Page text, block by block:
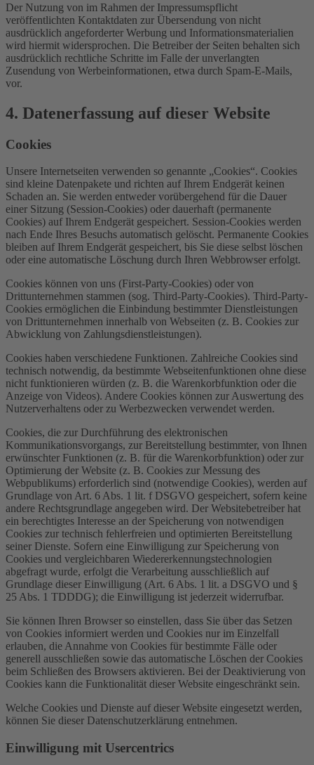
Der Nutzung von im Rahmen der Impressumspflicht
veröffentlichten Kontaktdaten zur Übersendung von nicht
ausdrücklich angeforderter Werbung und Informationsmaterialien
wird hiermit widersprochen. Die Betreiber der Seiten behalten sich
ausdrücklich rechtliche Schritte im Falle der unverlangten
Zusendung von Werbeinformationen, etwa durch Spam-E-Mails,
vor.
4. Datenerfassung auf dieser Website
Cookies
Unsere Internetseiten verwenden so genannte „Cookies“. Cookies
sind kleine Datenpakete und richten auf Ihrem Endgerät keinen
Schaden an. Sie werden entweder vorübergehend für die Dauer
einer Sitzung (Session-Cookies) oder dauerhaft (permanente
Cookies) auf Ihrem Endgerät gespeichert. Session-Cookies werden
nach Ende Ihres Besuchs automatisch gelöscht. Permanente Cookies
bleiben auf Ihrem Endgerät gespeichert, bis Sie diese selbst löschen
oder eine automatische Löschung durch Ihren Webbrowser erfolgt.
Cookies können von uns (First-Party-Cookies) oder von
Drittunternehmen stammen (sog. Third-Party-Cookies). Third-Party-
Cookies ermöglichen die Einbindung bestimmter Dienstleistungen
von Drittunternehmen innerhalb von Webseiten (z. B. Cookies zur
Abwicklung von Zahlungsdienstleistungen).
Cookies haben verschiedene Funktionen. Zahlreiche Cookies sind
technisch notwendig, da bestimmte Webseitenfunktionen ohne diese
nicht funktionieren würden (z. B. die Warenkorbfunktion oder die
Anzeige von Videos). Andere Cookies können zur Auswertung des
Nutzerverhaltens oder zu Werbezwecken verwendet werden.
Cookies, die zur Durchführung des elektronischen
Kommunikationsvorgangs, zur Bereitstellung bestimmter, von Ihnen
erwünschter Funktionen (z. B. für die Warenkorbfunktion) oder zur
Optimierung der Website (z. B. Cookies zur Messung des
Webpublikums) erforderlich sind (notwendige Cookies), werden auf
Grundlage von Art. 6 Abs. 1 lit. f DSGVO gespeichert, sofern keine
andere Rechtsgrundlage angegeben wird. Der Websitebetreiber hat
ein berechtigtes Interesse an der Speicherung von notwendigen
Cookies zur technisch fehlerfreien und optimierten Bereitstellung
seiner Dienste. Sofern eine Einwilligung zur Speicherung von
Cookies und vergleichbaren Wiedererkennungstechnologien
abgefragt wurde, erfolgt die Verarbeitung ausschließlich auf
Grundlage dieser Einwilligung (Art. 6 Abs. 1 lit. a DSGVO und §
25 Abs. 1 TDDDG); die Einwilligung ist jederzeit widerrufbar.
Sie können Ihren Browser so einstellen, dass Sie über das Setzen
von Cookies informiert werden und Cookies nur im Einzelfall
erlauben, die Annahme von Cookies für bestimmte Fälle oder
generell ausschließen sowie das automatische Löschen der Cookies
beim Schließen des Browsers aktivieren. Bei der Deaktivierung von
Cookies kann die Funktionalität dieser Website eingeschränkt sein.
Welche Cookies und Dienste auf dieser Website eingesetzt werden,
können Sie dieser Datenschutzerklärung entnehmen.
Einwilligung mit Usercentrics